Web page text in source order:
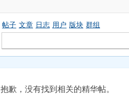
帖子 文章 日志 用户 版块 群组
抱歉，没有找到相关的精华帖。